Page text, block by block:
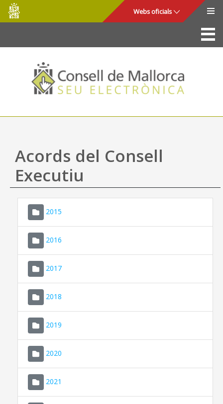
Salta al contingut principal
Consell
de
Mallorca
Webs oficials
La Seu
Consell de Mallorca
Accés i seguretat
Utilitats
Ajuda
Acords del Consell
Executiu
2015
2016
2017
2018
2019
2020
2021